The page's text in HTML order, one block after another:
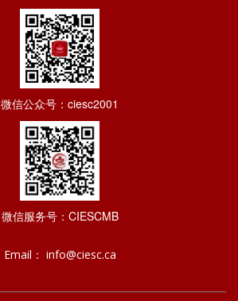
微信公众号：ciesc2001
微信服务号：CIESCMB
Email： info@ciesc.ca